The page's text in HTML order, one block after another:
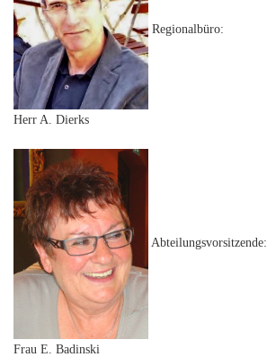
Regionalbüro:
Herr A. Dierks
Abteilungsvorsitzende:
Frau E. Badinski